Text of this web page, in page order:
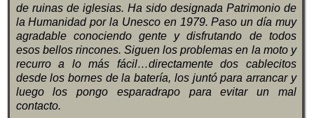
de ruinas de iglesias. Ha sido designada Patrimonio de
la Humanidad por la Unesco en 1979. Paso un día muy
agradable conociendo gente y disfrutando de todos
esos bellos rincones. Siguen los problemas en la moto y
recurro a lo más fácil…directamente dos cablecitos
desde los bornes de la batería, los juntó para arrancar y
luego los pongo esparadrapo para evitar un mal
contacto.